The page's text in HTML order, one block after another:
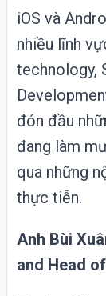
iOS và
nhiều lĩnh
technology,
đón đầu
đang làm
qua những
thực tiễn.
Anh Bùi
and Head